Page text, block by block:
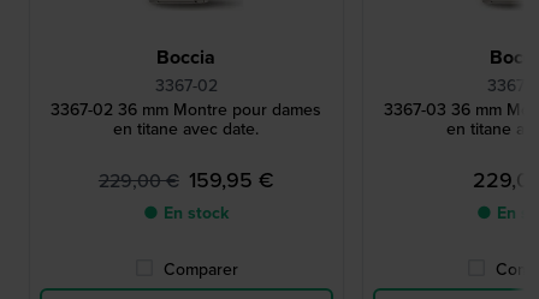
Boccia
3367-02
3367-02 36 mm Montre pour dames
en titane avec date.
229,00 € 159,95 €
● En stock
Comparer
3367-
3367-03 36 mm
en titane
● En